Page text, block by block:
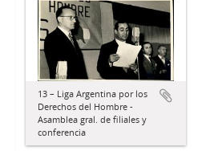
13 – Liga Argentina por los
Derechos del Hombre -
Asamblea gral. de filiales y
conferencia